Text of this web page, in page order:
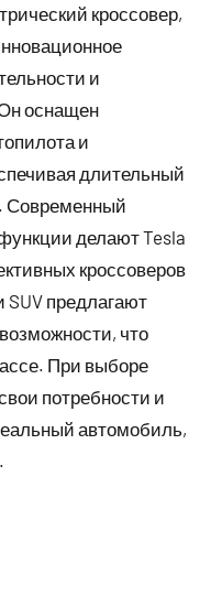
кроссовер,
и
оснащен
и
длительный
Современный
делают Tesla
кроссоверов
SUV предлагают
что
При выборе
потребности и
автомобиль,